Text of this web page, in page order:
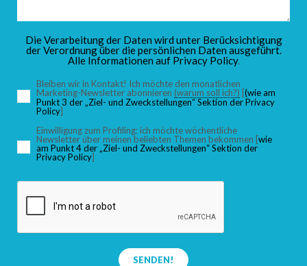
Die Verarbeitung der Daten wird unter Berücksichtigung
der Verordnung über die persönlichen Daten ausgeführt.
Alle Informationen auf Privacy Policy.
Bleiben wir in Kontakt! Ich möchte den monatlichen
Marketing-Newsletter abonnieren (warum soll ich?) [(wie am
Punkt 3 der „Ziel- und Zweckstellungen“ Sektion der Privacy
Policy]
Einwilligung zum Profiling: ich möchte wöchentliche
Newsletter über meinen beliebten Themen bekommen [wie
am Punkt 4 der „Ziel- und Zweckstellungen“ Sektion der
Privacy Policy]
SENDEN!